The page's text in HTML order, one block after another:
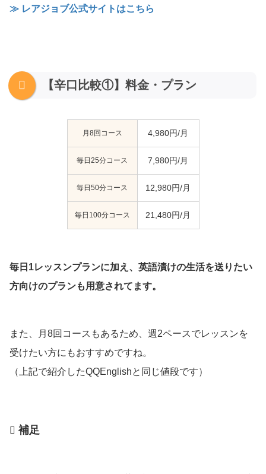
≫ レアジョブ公式サイトはこちら
【辛口比較①】料金・プラン
月8回コース 4,980円/月
毎日25分コース 7,980円/月
毎日50分コース 12,980円/月
毎日100分コース 21,480円/月
毎日1レッスンプランに加え、英語漬けの生活を送りたい
方向けのプランも用意されてます。
また、月8回コースもあるため、週2ペースでレッスンを
受けたい方にもおすすめですね。
（上記で紹介したQQEnglishと同じ値段です）
補足